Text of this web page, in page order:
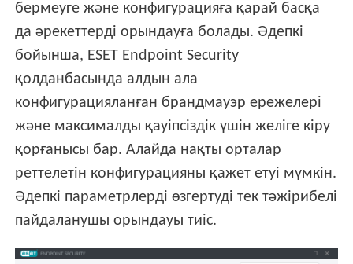
бермеуге және конфигурацияға қарай басқа
да әрекеттерді орындауға болады. Әдепкі
бойынша, ESET Endpoint Security
қолданбасында алдын ала
конфигурацияланған брандмауэр ережелері
және максималды қауіпсіздік үшін желіге кіру
қорғанысы бар. Алайда нақты орталар
реттелетін конфигурацияны қажет етуі мүмкін.
Әдепкі параметрлерді өзгертуді тек тәжірибелі
пайдаланушы орындауы тиіс.